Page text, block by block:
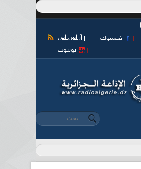
آر أس أس فيسبوك
يوتيوب
استمارة البحث
‏بحث ‏